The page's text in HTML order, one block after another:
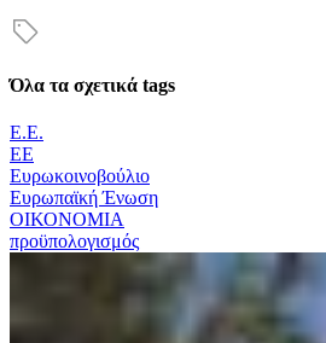
Όλα τα σχετικά tags
Ε.Ε.
ΕΕ
Ευρωκοινοβούλιο
Ευρωπαϊκή Ένωση
ΟΙΚΟΝΟΜΙΑ
προϋπολογισμός